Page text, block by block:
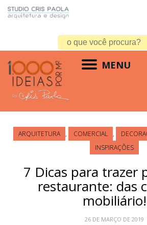
MENU
ARQUITETURA , COMERCIAL ,
INSPIRAÇÕES
7 Dicas para trazer
restaurante: das
mobiliário!
26 DE MARÇO DE 2019